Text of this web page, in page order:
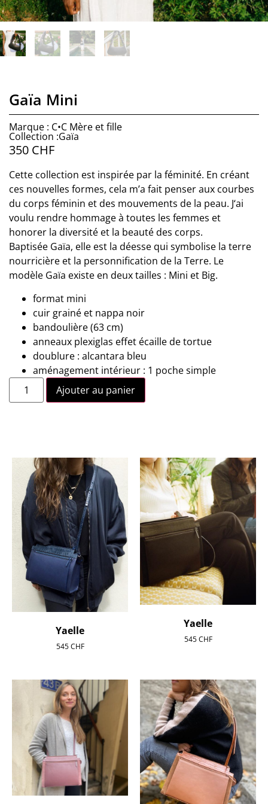
Gaïa Mini
Marque : C•C Mère et fille
Collection :Gaïa
350 CHF
Cette collection est inspirée par la féminité. En créant
ces nouvelles formes, cela m’a fait penser aux courbes
du corps féminin et des mouvements de la peau. J‘ai
voulu rendre hommage à toutes les femmes et
honorer la diversité et la beauté des corps.
Baptisée Gaïa, elle est la déesse qui symbolise la terre
nourricière et la personnification de la Terre. Le
modèle Gaïa existe en deux tailles : Mini et Big.
format mini
cuir grainé et nappa noir
bandoulière (63 cm)
anneaux plexiglas effet écaille de tortue
doublure : alcantara bleu
aménagement intérieur : 1 poche simple
Ajouter au panier
Yaelle
545CHF
Yaelle
545CHF